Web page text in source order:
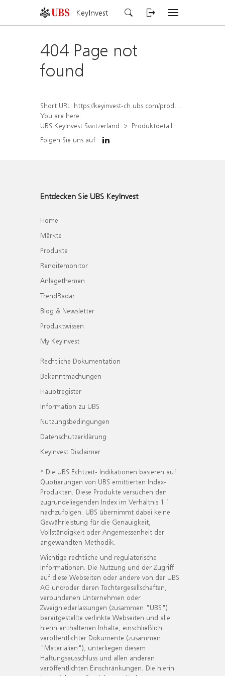
KeyInvest
404 Page not
found
Short URL: https://keyinvest-ch.ubs.com/produkt/detail/index/isin/CH1580505969
You are here:
UBS KeyInvest Switzerland
Produktdetail
Folgen Sie uns auf
Entdecken Sie UBS KeyInvest
Home
Märkte
Produkte
Renditemonitor
Anlagethemen
TrendRadar
Blog & Newsletter
Produktwissen
My KeyInvest
Rechtliche Dokumentation
Bekanntmachungen
Hauptregister
Information zu UBS
Nutzungsbedingungen
Datenschutzerklärung
KeyInvest Disclaimer
* Die UBS Echtzeit- Indikationen basieren auf
Quotierungen von UBS emittierten Index-
Produkten. Diese Produkte versuchen den
zugrundeliegenden Index im Verhältnis 1:1
nachzufolgen. UBS übernimmt dabei keine
Gewährleistung für die Genauigkeit,
Vollständigkeit oder Angemessenheit der
angewandten Methodik.
Wichtige rechtliche und regulatorische
Informationen. Die Nutzung und der Zugriff
auf diese Webseiten oder andere von der UBS
AG und/oder deren Tochtergesellschaften,
verbundenen Unternehmen oder
Zweigniederlassungen (zusammen "UBS")
bereitgestellte verlinkte Webseiten und alle
hierin enthaltenen Inhalte, einschließlich
veröffentlichter Dokumente (zusammen
"Materialien"), unterliegen diesem
Haftungsausschluss und allen anderen
veröffentlichten Einschränkungen. Die hierin